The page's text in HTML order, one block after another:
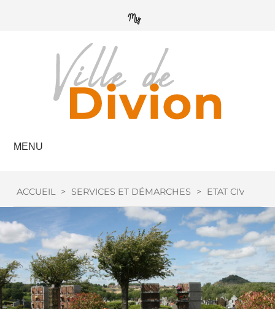
MENU
ACCUEIL > SERVICES ET DÉMARCHES > ETAT CIVIL